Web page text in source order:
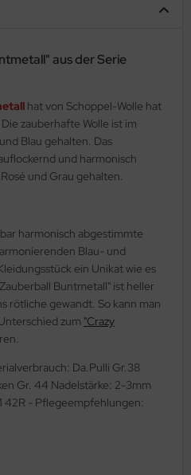
aus der Serie
hat von Schoppel-Wolle hat
zauberhafte Wolle ist im
Blau gehalten. Das
und harmonisch
und Grau gehalten.
harmonisch abgestimmte
Blau- und
ein Unikat wie es
Buntmetall" ist heller
rötliche gewandt. So kann man
zum "Crazy
Da.Pulli Gr.38
Gr. 44 Nadelstärke: 2-3mm
42R - Pflegeempfehlungen: